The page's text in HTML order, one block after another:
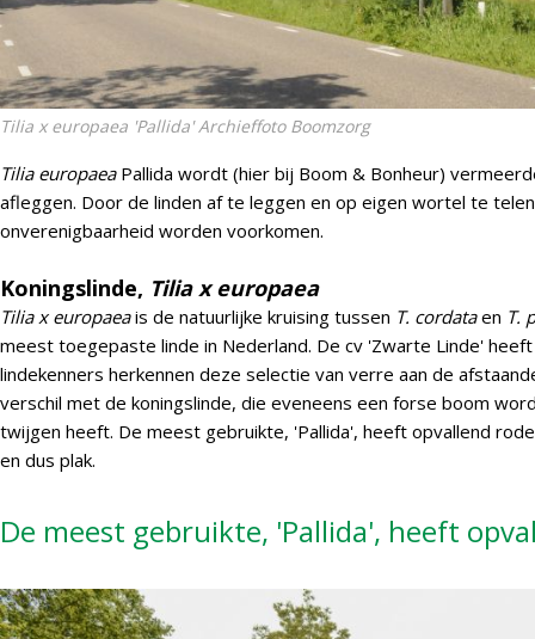
Tilia x europaea 'Pallida'Archieffoto Boomzorg
Tilia europaeaPallida wordt (hier bij Boom & Bonheur)
afleggen. Door de linden af te leggen en op eigen wortel te
onverenigbaarheid worden voorkomen.
Koningslinde, Tilia x europaea
Tilia x europaeais de natuurlijke kruising tussen T. cordataen T.
meest toegepaste linde in Nederland. De cv 'Zwarte Linde'
lindekenners herkennen deze selectie van verre aan de
verschil met de koningslinde, die eveneens een forse boom
twijgen heeft. De meest gebruikte, 'Pallida', heeft opvallend
en dus plak.
De meest gebruikte, 'Pallida', heeft